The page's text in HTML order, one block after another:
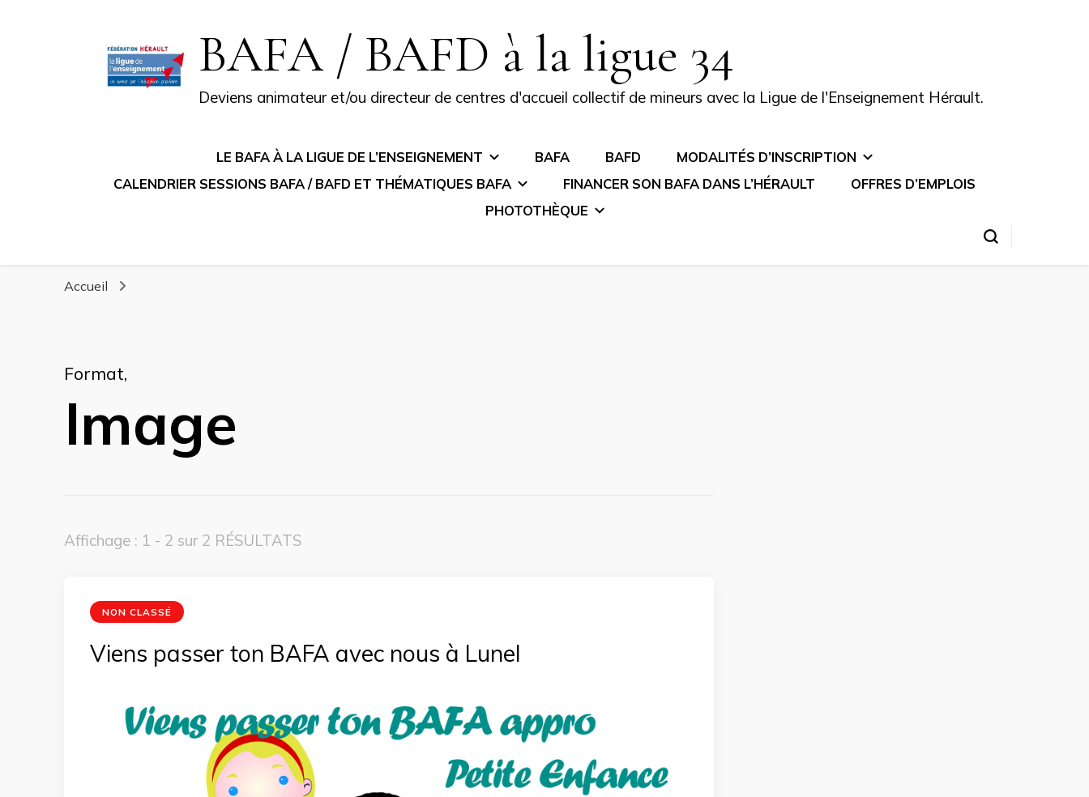
BAFA / BAFD à la ligue 34
Deviens animateur et/ou directeur de centres d'accueil collectif de mineurs avec la Ligue de l'Enseignement Hérault.
LE BAFA À LA LIGUE DE L’ENSEIGNEMENT BAFA BAFD
MODALITÉS D’INSCRIPTION
CALENDRIER SESSIONS BAFA / BAFD ET THÉMATIQUES BAFA
FINANCER SON BAFA DANS L’HÉRAULT
OFFRES D’EMPLOIS
PHOTOTHÈQUE
Accueil
Format,
Image
Affichage : 1 - 2 sur 2 RÉSULTATS
NON CLASSÉ
Viens passer ton BAFA avec nous à Lunel